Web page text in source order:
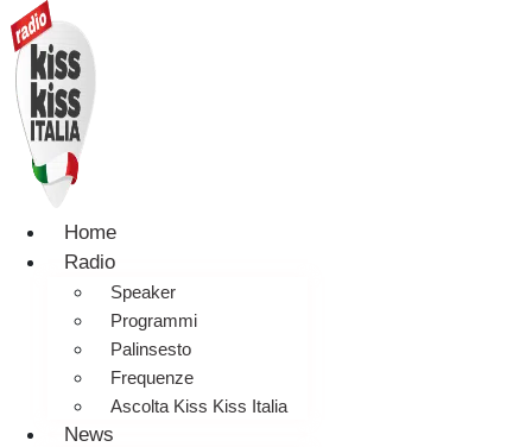
Home
Radio
Speaker
Programmi
Palinsesto
Frequenze
Ascolta Kiss Kiss Italia
News